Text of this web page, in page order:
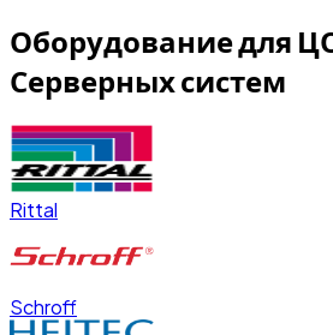
Оборудование для
Серверных систем
Rittal
Schroff